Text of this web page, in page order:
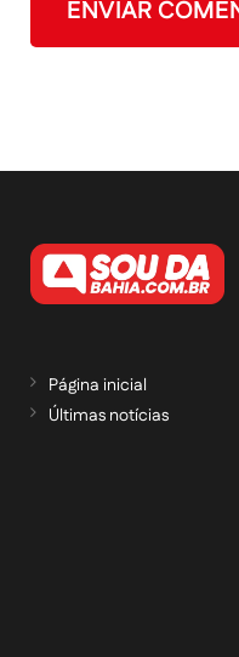
Página inicial
Últimas notícias